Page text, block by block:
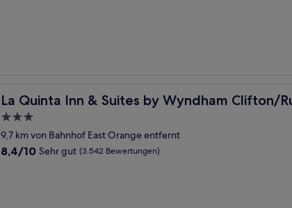
La Quinta Inn & Suites by Wyndham Clifton/
La Quinta Inn & Suites by Wyndham Clifton/Rutherford
3.0-
Sterne-
Unterkunft
9,7 km von Bahnhof East Orange entfernt
8.4
8,4/10 Sehr gut (3.542 Bewertungen)